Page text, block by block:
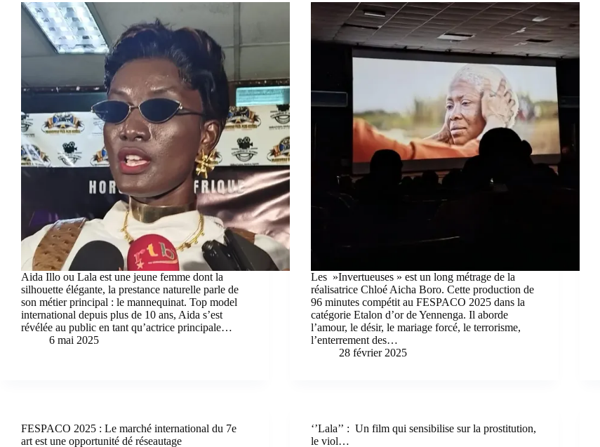
Aida Illo ou Lala est une jeune femme dont la
silhouette élégante, la prestance naturelle parle de
son métier principal : le mannequinat. Top model
international depuis plus de 10 ans, Aida s’est
révélée au public en tant qu’actrice principale…
6 mai 2025
Les »Invertueuses » est un long métrage de la
réalisatrice Chloé Aicha Boro. Cette production de
96 minutes compétit au FESPACO 2025 dans la
catégorie Etalon d’or de Yennenga. Il aborde
l’amour, le désir, le mariage forcé, le terrorisme,
l’enterrement des…
28 février 2025
FESPACO 2025 : Le marché international du 7e
art est une opportunité dé réseautage
‘’Lala’’ : Un film qui sensibilise sur la prostitution,
le viol…